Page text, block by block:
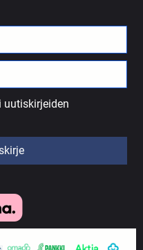
uutiskirjeiden